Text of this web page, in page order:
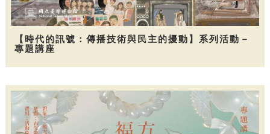
【時代的訊號：傳播技術與民主的擾動】系列活動－
專題講座